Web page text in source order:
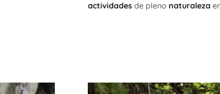
actividadesde pleno naturaleza